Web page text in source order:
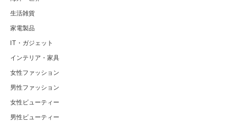
生活雑貨
家電製品
IT・ガジェット
インテリア・家具
女性ファッション
男性ファッション
女性ビューティー
男性ビューティー